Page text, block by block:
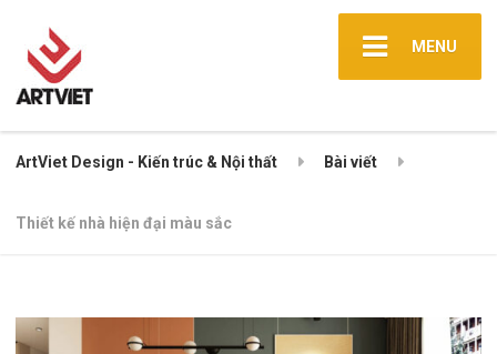
MENU
ArtViet Design - Kiến trúc & Nội thất Bài viết
Thiết kế nhà hiện đại màu sắc